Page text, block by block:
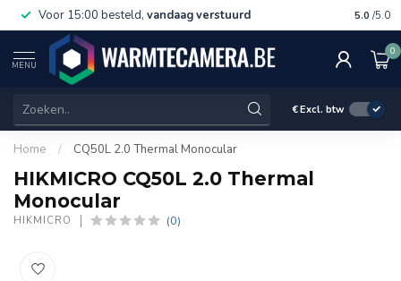
Voor 15:00 besteld, vandaag verstuurd Gratis
5.0 /5.0
MENU
0
€Excl. btw
Home / CQ50L 2.0 Thermal Monocular
HIKMICRO CQ50L 2.0 Thermal
Monocular
HIKMICRO (0)